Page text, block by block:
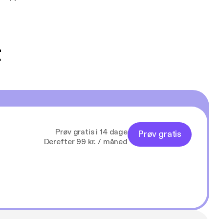
Prøv gratis i 14 dage
Derefter 99 kr. / måned
Prøv gratis